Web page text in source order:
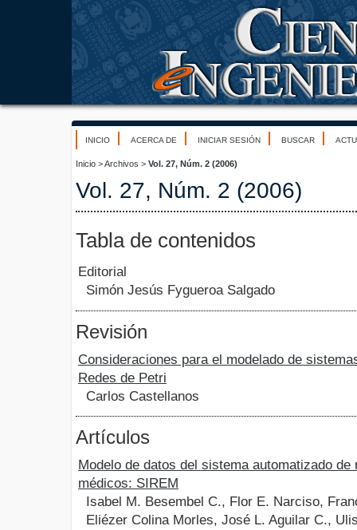
INICIO ACERCA DE INICIAR SESIÓN BUSCAR
Inicio >Archivos > Vol. 27, Núm. 2 (2006)
Vol. 27, Núm. 2 (2006)
Tabla de contenidos
Editorial
Simón Jesús Fygueroa Salgado
Revisión
Consideraciones para el modelado de
Redes de Petri
Carlos Castellanos
Artículos
Modelo de datos del sistema automatizado de
médicos: SIREM
Isabel M. Besembel C., Flor E. Narciso,
Eliézer Colina Morles, José L. Aguilar C.,